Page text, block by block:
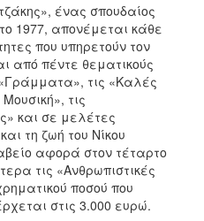
ένας σπουδαίος
1977, απονέμεται κάθε
που υπηρετούν τον
από πέντε θεματικούς
τις «Καλές
τις
και σε μελέτες
τη ζωή του Νίκου
αφορά στον τέταρτο
τις «Ανθρωπιστικές
ποσού που
στις 3.000 ευρώ.